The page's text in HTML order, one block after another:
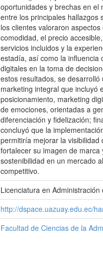
oportunidades y brechas en el
entre los principales hallazgos
los clientes valoraron aspectos
comodidad, el precio
servicios incluidos y la
estadía, así como la influencia
digitales en la toma de
estos resultados, se desarrolló
marketing integral que incluyó
posicionamiento, marketing
de emociones, orientadas a
diferenciación y fidelización;
concluyó que la
permitiría mejorar la visibilidad
fortalecer su imagen de marca
sostenibilidad en un mercado
competitivo.
Licenciatura en Administración
http://dspace.uazuay.edu.ec/
Facultad de Ciencias de la